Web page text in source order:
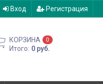
Вход Регистрация
КОРЗИНА 0
Итого: 0 руб.